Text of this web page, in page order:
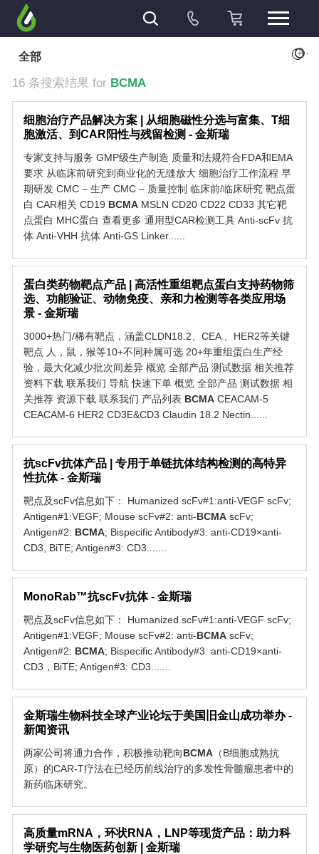
全部 +
16 条搜索结果 for BCMA
细胞治疗产品解决方案 | 从细胞磁性分选与富集、T细
胞激活、到CAR阳性与残留检测 - 金斯瑞
专家支持与服务 GMP级生产制造 质量和法规符合FDA和EMA
要求 从临床前研究到商业化的无缝放大 细胞治疗工作流程 早
期研发 CMC – 生产 CMC – 质量控制 临床前/临床研究 靶点蛋
白 CAR相关 CD19 BCMA MSLN CD20 CD22 CD33 其它靶
点蛋白 MHC蛋白 查看更多 通用型CAR检测工具 Anti-scFv 抗
体 Anti-VHH 抗体 Anti-GS Linker......
蛋白类药物靶点产品 | 高活性重组靶点蛋白支持药物筛
选、功能验证、动物免疫、亲和力检测等各类应用场
景 - 金斯瑞
3000+热门/稀有靶点，涵盖CLDN18.2、CEA 、HER2等关键
靶点 人，鼠，猴等10+不同种属可选 20+年重组蛋白生产经
验，最大化减少批次间差异 概览 全部产品 测试数据 相关推荐
资料下载 联系我们 导航 快速下单 概览 全部产品 测试数据 相
关推荐 资源下载 联系我们 产品列表 BCMA CEACAM-5
CEACAM-6 HER2 CD3E&CD3 Claudin 18.2 Nectin......
抗scFv抗体产品 | 专用于单链抗体结构检测的高特异
性抗体 - 金斯瑞
靶点及scFv信息如下： Humanized scFv#1:anti-VEGF scFv;
Antigen#1:VEGF; Mouse scFv#2: anti-BCMA scFv;
Antigen#2: BCMA; Bispecific Antibody#3: anti-CD19×anti-
CD3, BiTE; Antigen#3: CD3.......
MonoRab™抗scFv抗体 - 金斯瑞
靶点及scFv信息如下： Humanized scFv#1:anti-VEGF scFv;
Antigen#1:VEGF; Mouse scFv#2: anti-BCMA scFv;
Antigen#2: BCMA; Bispecific Antibody#3: anti-CD19×anti-
CD3，BiTE; Antigen#3: CD3.......
金斯瑞生物科技全球产业论坛于美国旧金山成功举办 -
新闻资讯
两家公司将通力合作，积极推动靶向BCMA （B细胞成熟抗
原）的CAR-T疗法在已经历前线治疗的多发性骨髓瘤患者中的
新药临床研究。
高质量mRNA，环状RNA，LNP等现货产品：助力科
学研究与生物医药创新 | 金斯瑞